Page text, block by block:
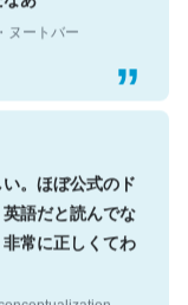
ートバー
。ほぼ公式のド
語だと読んでな
常に正しくてわ